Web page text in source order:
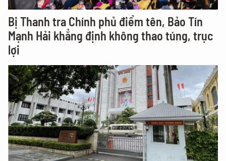
Bị Thanh tra Chính phủ điểm tên, Bảo Tín
Mạnh Hải khẳng định không thao túng, trục
lợi